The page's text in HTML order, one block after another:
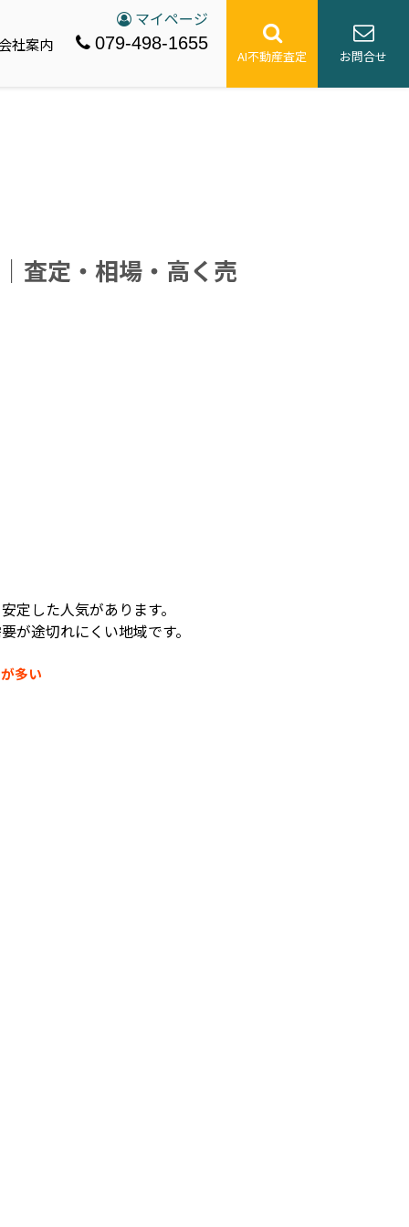
会社案内
マイページ
079-498-1655
AI不動産査定 お問合せ
査定・相場・高く売
定した人気があります。
が途切れにくい地域です。
多い